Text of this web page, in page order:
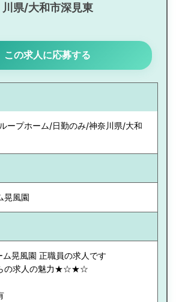
川県/大和市深見東
この求人に応募する
ープホーム/日勤のみ/神奈川県/大和
晃風園
ム晃風園 正職員の求人です
求人の魅力★☆★☆